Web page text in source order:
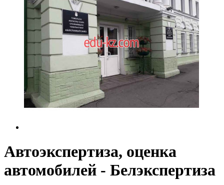
Автоэкспертиза, оценка
автомобилей - Белэкспертиза